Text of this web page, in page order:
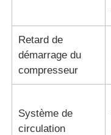
Retard de
démarrage du
compresseur
Système de
circulation